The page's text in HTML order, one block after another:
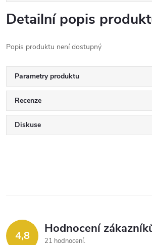
Detailní popis
Popis produktu není dostupný
Parametry produktu
Recenze
Diskuse
4,8 Hodnocení
21 hodnocení